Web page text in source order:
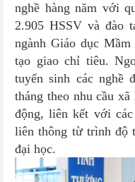
nghề hàng năm với
2.905 HSSV và đào
ngành Giáo dục
tạo giao chỉ tiêu.
tuyển sinh các nghề
tháng theo nhu cầu
động, liên kết với
liên thông từ trình độ
đại học.